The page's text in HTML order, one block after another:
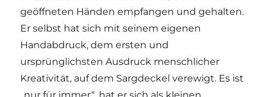
geöffneten Händen empfangen und gehalten.
Er selbst hat sich mit seinem eigenen
Handabdruck, dem ersten und
ursprünglichsten Ausdruck menschlicher
Kreativität, auf dem Sargdeckel verewigt. Es ist